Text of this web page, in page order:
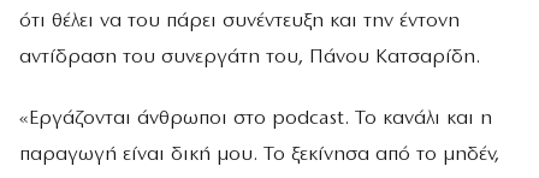
ότι θέλει να του πάρει συνέντευξη και την έντονη
αντίδραση του συνεργάτη του, Πάνου Κατσαρίδη.
«Εργάζονται άνθρωποι στο podcast. Το κανάλι και η
παραγωγή είναι δική μου. Το ξεκίνησα από το μηδέν,